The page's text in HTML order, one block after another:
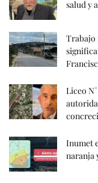
salud y
Trabajo
Liceo
Inumet
naranja